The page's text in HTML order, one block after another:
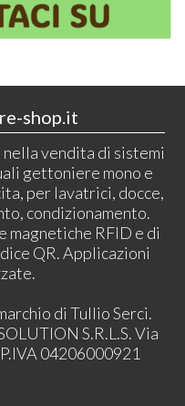
shop.it
vendita di sistemi
gettoniere mono e
per lavatrici, docce,
condizionamento.
magnetiche RFID e di
QR. Applicazioni
di Tullio Serci.
S.R.L.S. Via
04206000921